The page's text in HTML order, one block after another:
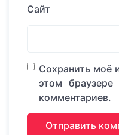
Сайт
Сохранить моё
этом
комментариев.